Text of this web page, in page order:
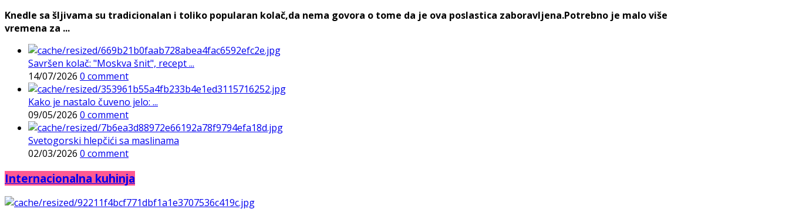
Knedle sa šljivama su tradicionalan i toliko popularan kolač,da nema govora o tome da je ova poslastica zaboravljena.Potrebno je malo više
vremena za ...
Savršen kolač: "Moskva šnit", recept ...
14/07/2026 0 comment
Kako je nastalo čuveno jelo: ...
09/05/2026 0 comment
Svetogorski hlepčići sa maslinama
02/03/2026 0 comment
Internacionalna kuhinja